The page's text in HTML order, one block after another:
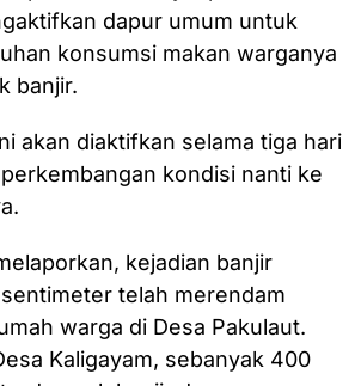
dapur umum untuk
konsumsi makan warganya
banjir.
akan diaktifkan selama tiga hari
kondisi nanti ke
kejadian banjir
telah merendam
warga di Desa Pakulaut.
Kaligayam, sebanyak 400